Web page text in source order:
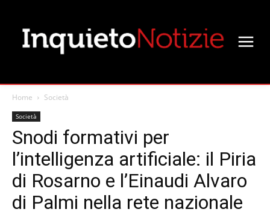
Home Società
Società
Snodi formativi per
l’intelligenza artificiale: il Piria
di Rosarno e l’Einaudi Alvaro
di Palmi nella rete nazionale